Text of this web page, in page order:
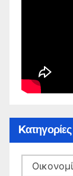
Kατηγορίες
Kατηγορίες